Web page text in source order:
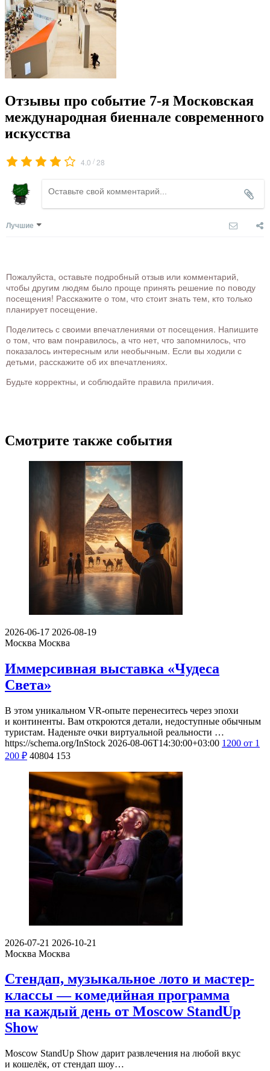
Отзывы про событие 7-я Московская
международная биеннале современного
искусства
4.0 /28
Лучшие
Пожалуйста, оставьте подробный отзыв или комментарий,
чтобы другим людям было проще принять решение по поводу
посещения! Расскажите о том, что стоит знать тем, кто только
планирует посещение.
Поделитесь с своими впечатлениями от посещения. Напишите
о том, что вам понравилось, а что нет, что запомнилось, что
показалось интересным или необычным. Если вы ходили с
детьми, расскажите об их впечатлениях.
Будьте корректны, и соблюдайте правила приличия.
Смотрите также события
2026-06-17 2026-08-19
Москва Москва
Иммерсивная выставка «Чудеса
Света»
В этом уникальном VR-опыте перенеситесь через эпохи
и континенты. Вам откроются детали, недоступные обычным
туристам. Наденьте очки виртуальной реальности …
https://schema.org/InStock 2026-08-06T14:30:00+03:00 1200 от 1
200 ₽ 40804 153
2026-07-21 2026-10-21
Москва Москва
Стендап, музыкальное лото и мастер-
классы — комедийная программа
на каждый день от Moscow StandUp
Show
Moscow StandUp Show дарит развлечения на любой вкус
и кошелёк, от стендап шоу…